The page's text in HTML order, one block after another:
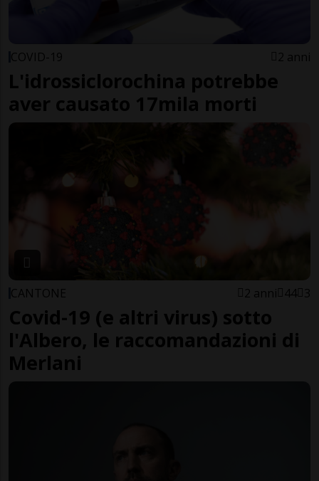
COVID-19 2 anni
L'idrossiclorochina potrebbe
aver causato 17mila morti
CANTONE 2 anni 44 3
Covid-19 (e altri virus) sotto
l'Albero, le raccomandazioni di
Merlani